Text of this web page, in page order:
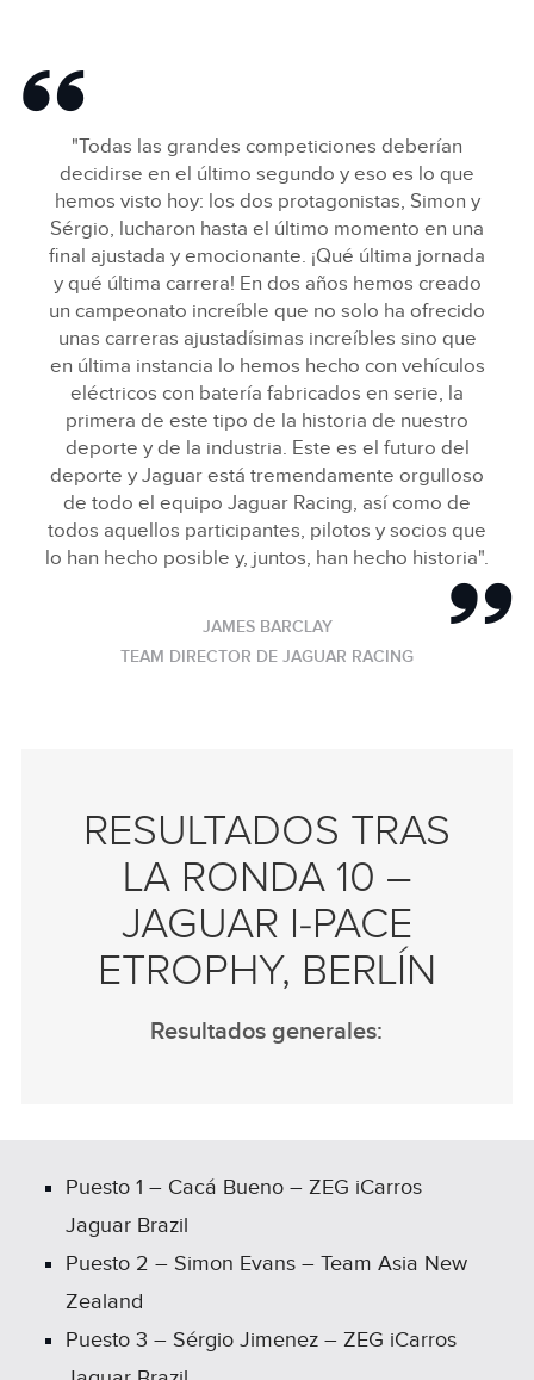
"Todas las grandes competiciones deberían
decidirse en el último segundo y eso es lo que
hemos visto hoy: los dos protagonistas, Simon y
Sérgio, lucharon hasta el último momento en una
final ajustada y emocionante. ¡Qué última jornada
y qué última carrera! En dos años hemos creado
un campeonato increíble que no solo ha ofrecido
unas carreras ajustadísimas increíbles sino que
en última instancia lo hemos hecho con vehículos
eléctricos con batería fabricados en serie, la
primera de este tipo de la historia de nuestro
deporte y de la industria. Este es el futuro del
deporte y Jaguar está tremendamente orgulloso
de todo el equipo Jaguar Racing, así como de
todos aquellos participantes, pilotos y socios que
lo han hecho posible y, juntos, han hecho historia".
JAMES BARCLAY
TEAM DIRECTOR DE JAGUAR RACING
RESULTADOS TRAS
LA RONDA 10 –
JAGUAR I‑PACE
ETROPHY, BERLÍN
Resultados generales:
Puesto 1 – Cacá Bueno – ZEG iCarros
Jaguar Brazil
Puesto 2 – Simon Evans – Team Asia New
Zealand
Puesto 3 – Sérgio Jimenez – ZEG iCarros